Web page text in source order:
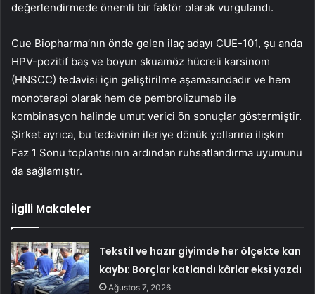
değerlendirmede önemli bir faktör olarak vurgulandı.
Cue Biopharma’nın önde gelen ilaç adayı CUE-101, şu anda
HPV-pozitif baş ve boyun skuamöz hücreli karsinom
(HNSCC) tedavisi için geliştirilme aşamasındadır ve hem
monoterapi olarak hem de pembrolizumab ile
kombinasyon halinde umut verici ön sonuçlar göstermiştir.
Şirket ayrıca, bu tedavinin ileriye dönük yollarına ilişkin
Faz 1 Sonu toplantısının ardından ruhsatlandırma uyumunu
da sağlamıştır.
İlgili Makaleler
Tekstil ve hazır giyimde her ölçekte kan
kaybı: Borçlar katlandı kârlar eksi yazdı
Ağustos 7, 2026